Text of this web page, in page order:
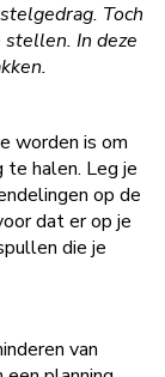
Toch
In deze
worden is om
halen. Leg je
op de
dat er op je
die je
van